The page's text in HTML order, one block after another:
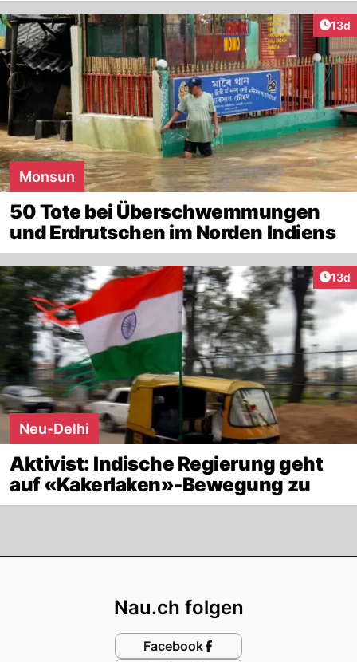
13d
Monsun
50 Tote bei Überschwemmungen
und Erdrutschen im Norden Indiens
13d
Neu-Delhi
Aktivist: Indische Regierung geht
auf «Kakerlaken»-Bewegung zu
Nau.ch folgen
Facebook